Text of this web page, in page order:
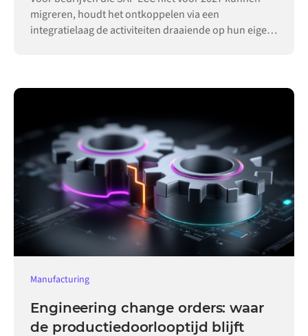
migreren, houdt het ontkoppelen via een
integratielaag de activiteiten draaiende op hun eigen
Manufacturing
Engineering change orders: waar
de productiedoorlooptijd blijft